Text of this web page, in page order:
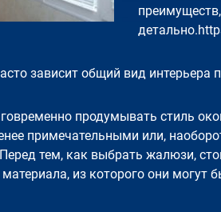
детально.
зависит общий вид интерьера
продумывать стиль
примечательными или,
тем, как выбрать жалюзи,
из которого они могут